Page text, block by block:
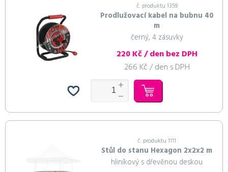
č. produktu 1359
Prodlužovací kabel na bubnu 40
m
černý, 4 zásuvky
220 Kč / den bez DPH
266 Kč / den s DPH
č. produktu 1111
Stůl do stanu Hexagon 2x2x2 m
hliníkový s dřevěnou deskou